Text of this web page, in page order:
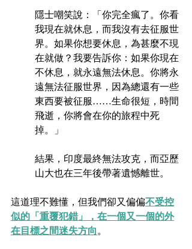
隱士嘲笑說：「你完全瘋了。你看
我現在就休息，而我沒有去征服世
界。如果你想要休息，為甚麼不現
在就做？我要告訴你：如果你現在
不休息，就永遠無法休息。你將永
遠無法征服世界，因為總還有一些
東西要被征服……生命很短，時間
飛逝，你將會在你的旅程中死
掉。」
結果，印度最終無法攻克，而亞歷
山大也在三年後帶著遺憾離世。
這道理不難懂，但我們卻又偏偏不受控
似的「重覆犯錯」，在一個又一個的外
在目標之間迷失方向 。